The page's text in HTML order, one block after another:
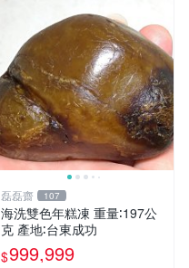
磊磊齋 107
海洗雙色年糕凍 重量∶197公
克 產地∶台東成功
$999,999